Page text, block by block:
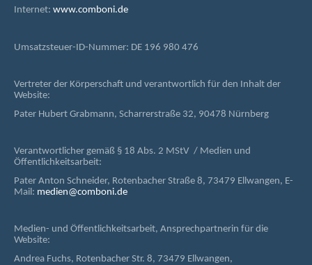
Internet: www.comboni.de
Umsatzsteuer-ID-Nummer: DE 196 980 476
Vertreter der Körperschaft und verantwortlich für den Inhalt der
Website:
Pater Hubert Grabmann, Scharrerstraße 32, 90478 Nürnberg
Verantwortlicher gemäß § 18 Abs. 2 MStV / Medien und
Öffentlichkeitsarbeit:
Pater Anton Schneider, Rotenbacher Straße 8, 73479 Ellwangen, E-
Mail: medien@comboni.de
Medien- und Öffentlichkeitsarbeit, Ansprechpartnerin für die
Website:
Andrea Fuchs, Rotenbacher Str. 8, 73479 Ellwangen,